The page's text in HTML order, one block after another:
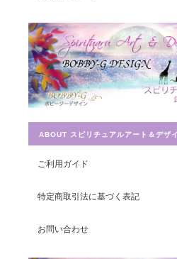
とても迅速に対応していただき感謝
いました。
宇宙への願い／エ
この度は素敵なカードを送って頂き
ABOUT スピリチュアルアート＆デ
ご利用ガイド
特定商取引法に基づく表記
お問い合わせ